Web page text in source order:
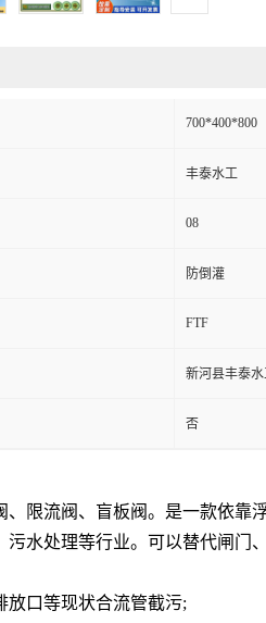
700*400*800
丰泰水工
08
防倒灌
FTF
新河县丰泰水
否
流阀、盲板阀。是一款依靠
污水处理等行业。可以替代闸门
口等现状合流管截污;